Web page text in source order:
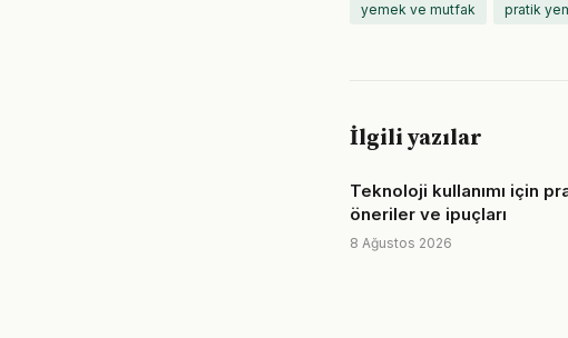
yemek ve mutfak pratik
İlgili yazılar
Teknoloji kullanımı için
öneriler ve ipuçları
8 Ağustos 2026